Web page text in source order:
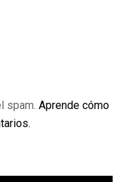
spam. Aprende cómo